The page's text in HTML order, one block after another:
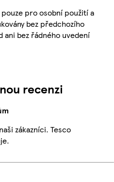
pro osobní použití a
bez předchozího
ani bez řádného uvedení
recenzi
zákazníci. Tesco